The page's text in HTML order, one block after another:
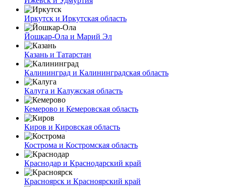
Иркутск и Иркутская область
Йошкар-Ола и Марий Эл
Казань и Татарстан
Калининград и Калининградская область
Калуга и Калужская область
Кемерово и Кемеровская область
Киров и Кировская область
Кострома и Костромская область
Краснодар и Краснодарский край
Красноярск и Красноярский край